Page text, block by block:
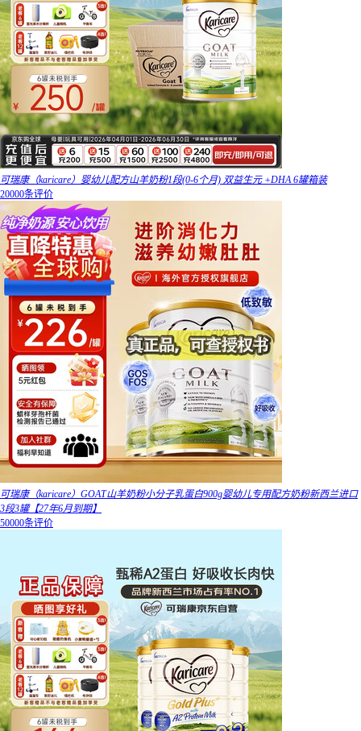
可瑞康（karicare）婴幼儿配方山羊奶粉1段(0-6个月) 双益生元 +DHA 6罐箱装
20000条评价
可瑞康（karicare）GOAT山羊奶粉小分子乳蛋白900g婴幼儿专用配方奶粉新西兰进口
3段3罐【27年6月到期】
50000条评价